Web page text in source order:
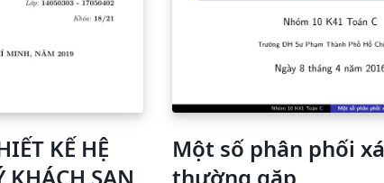
KẾ HỆ
Một số phân phối